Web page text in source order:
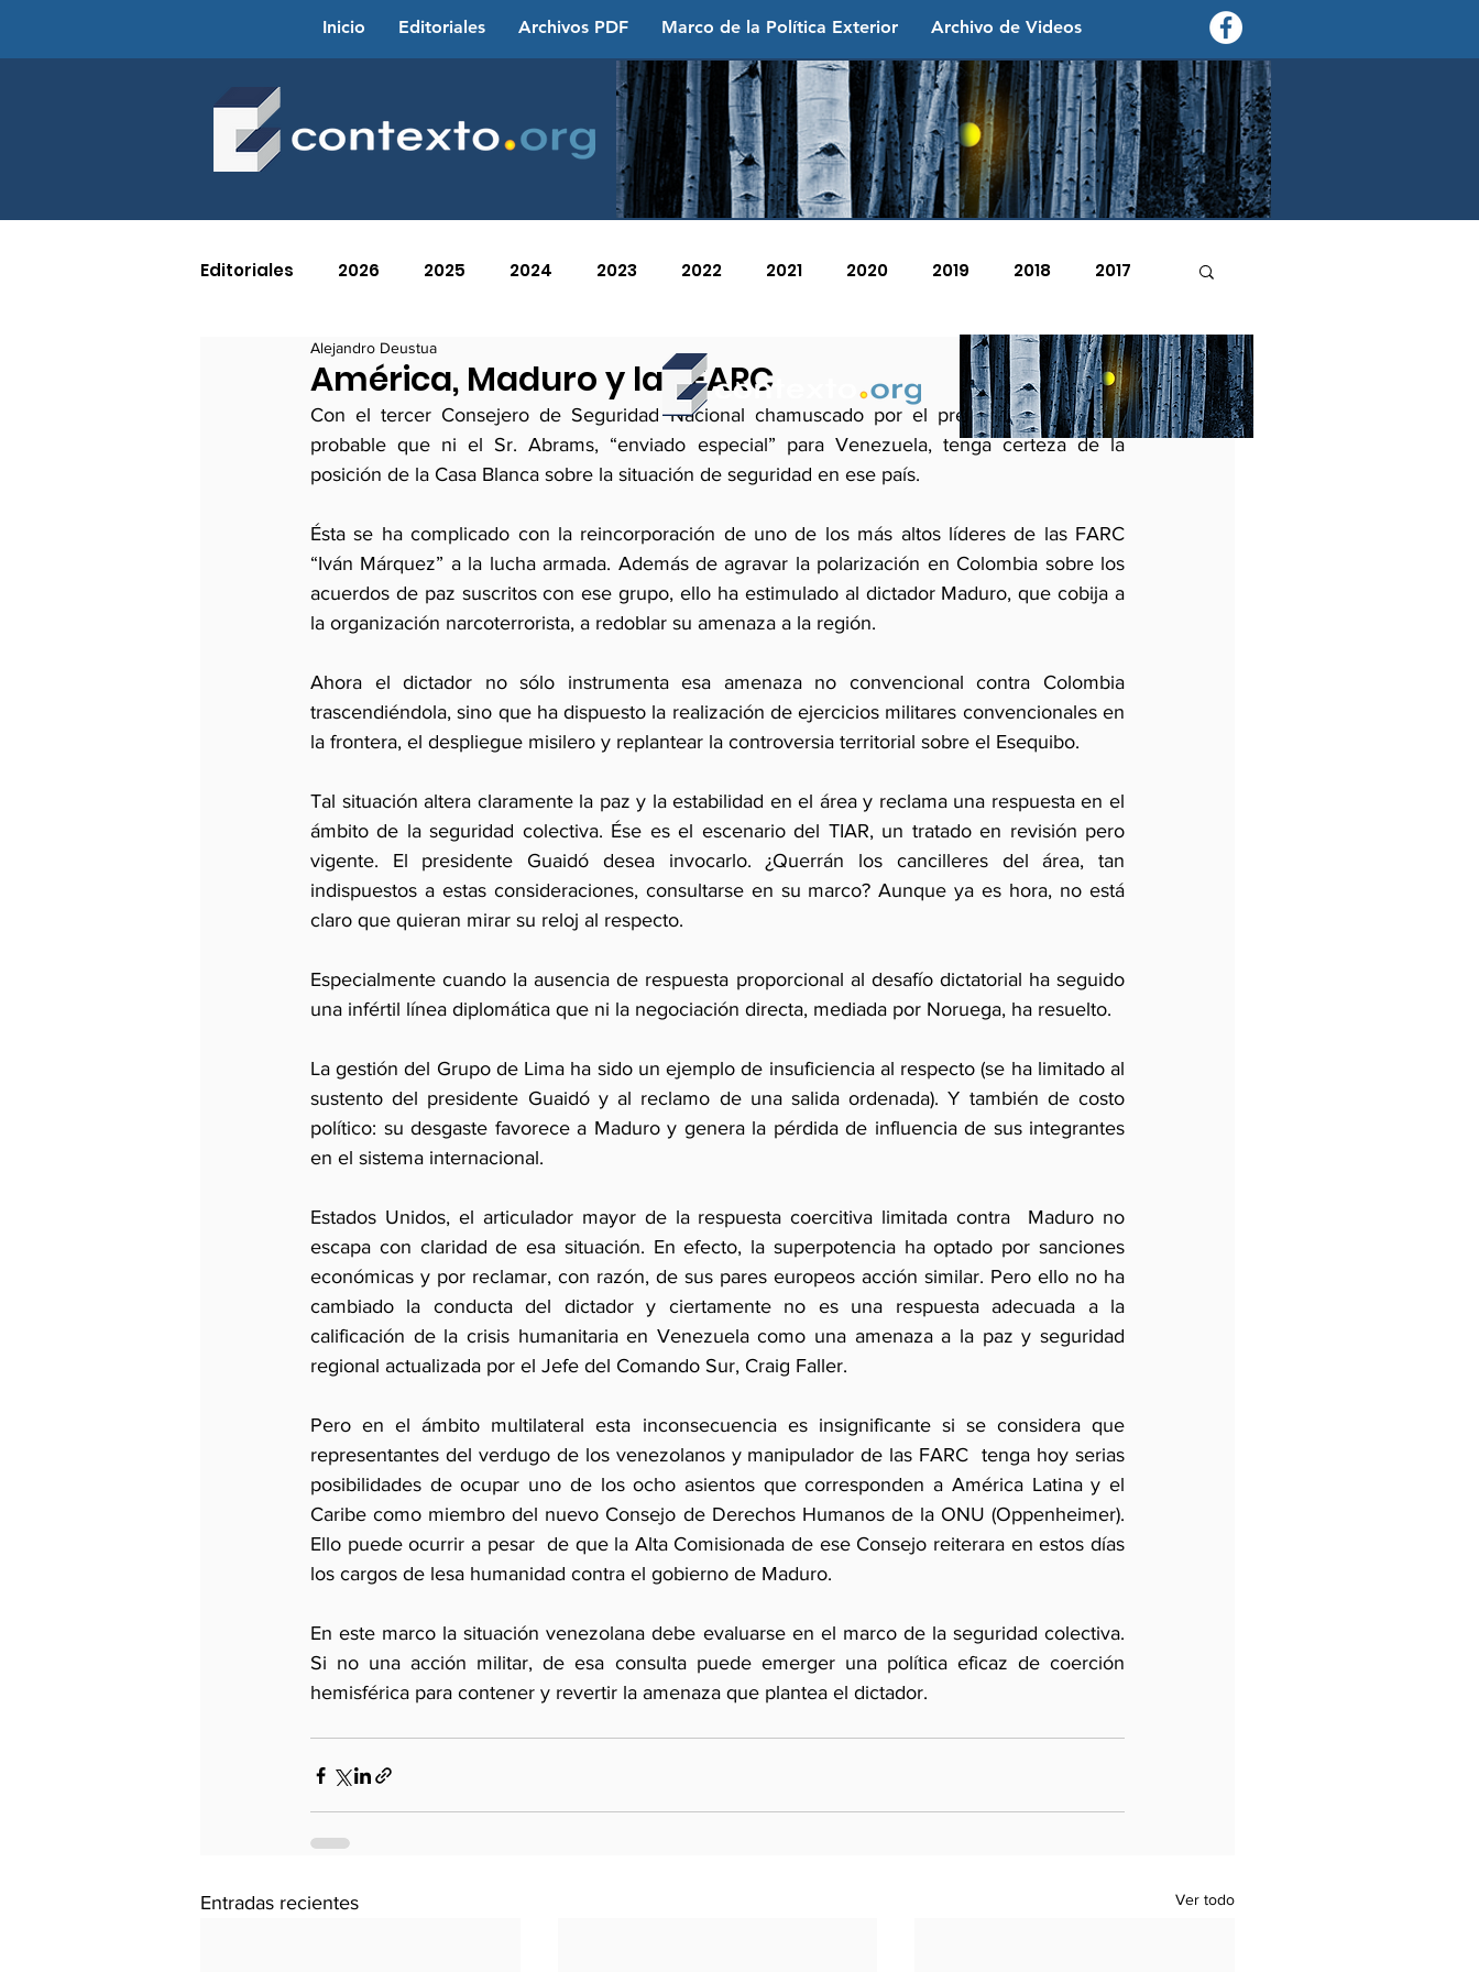
Inicio Editoriales Archivos PDF Marco de la Política Exterior Archivo de Videos
contexto - politica exterior
Editoriales 2026 2025 2024 2023 2022 2021 2020 2019 2018 2017
2015 2014 2011 2007 2006
2004 2003
América, Maduro y las FARC
Alejandro Deustua
Con el tercer Consejero de Seguridad Nacional chamuscado por el presidente Trump es
probable que ni el Sr. Abrams, “enviado especial” para Venezuela, tenga certeza de la
posición de la Casa Blanca sobre la situación de seguridad en ese país.
Ésta se ha complicado con la reincorporación de uno de los más altos líderes de las FARC
“Iván Márquez” a la lucha armada. Además de agravar la polarización en Colombia sobre los
acuerdos de paz suscritos con ese grupo, ello ha estimulado al dictador Maduro, que cobija a
la organización narcoterrorista, a redoblar su amenaza a la región.
Ahora el dictador no sólo instrumenta esa amenaza no convencional contra Colombia
trascendiéndola, sino que ha dispuesto la realización de ejercicios militares convencionales en
la frontera, el despliegue misilero y replantear la controversia territorial sobre el Esequibo.
Tal situación altera claramente la paz y la estabilidad en el área y reclama una respuesta en el
ámbito de la seguridad colectiva. Ése es el escenario del TIAR, un tratado en revisión pero
vigente. El presidente Guaidó desea invocarlo. ¿Querrán los cancilleres del área, tan
indispuestos a estas consideraciones, consultarse en su marco? Aunque ya es hora, no está
claro que quieran mirar su reloj al respecto.
Especialmente cuando la ausencia de respuesta proporcional al desafío dictatorial ha seguido
una infértil línea diplomática que ni la negociación directa, mediada por Noruega, ha resuelto.
La gestión del Grupo de Lima ha sido un ejemplo de insuficiencia al respecto (se ha limitado al
sustento del presidente Guaidó y al reclamo de una salida ordenada). Y también de costo
político: su desgaste favorece a Maduro y genera la pérdida de influencia de sus integrantes
en el sistema internacional.
Estados Unidos, el articulador mayor de la respuesta coercitiva limitada contra  Maduro no
escapa con claridad de esa situación. En efecto, la superpotencia ha optado por sanciones
económicas y por reclamar, con razón, de sus pares europeos acción similar. Pero ello no ha
cambiado la conducta del dictador y ciertamente no es una respuesta adecuada a la
calificación de la crisis humanitaria en Venezuela como una amenaza a la paz y seguridad
regional actualizada por el Jefe del Comando Sur, Craig Faller.
Pero en el ámbito multilateral esta inconsecuencia es insignificante si se considera que
representantes del verdugo de los venezolanos y manipulador de las FARC  tenga hoy serias
posibilidades de ocupar uno de los ocho asientos que corresponden a América Latina y el
Caribe como miembro del nuevo Consejo de Derechos Humanos de la ONU (Oppenheimer).
Ello puede ocurrir a pesar  de que la Alta Comisionada de ese Consejo reiterara en estos días
los cargos de lesa humanidad contra el gobierno de Maduro.
En este marco la situación venezolana debe evaluarse en el marco de la seguridad colectiva.
Si no una acción militar, de esa consulta puede emerger una política eficaz de coerción
hemisférica para contener y revertir la amenaza que plantea el dictador.
Entradas recientes Ver todo